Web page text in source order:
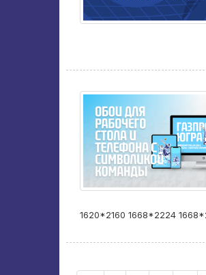
1620*2160 1668*2224